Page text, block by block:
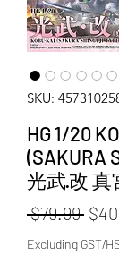
SKU:
HG 1/20
(SAKURA
光武·改
$79.99
Excluding GST/